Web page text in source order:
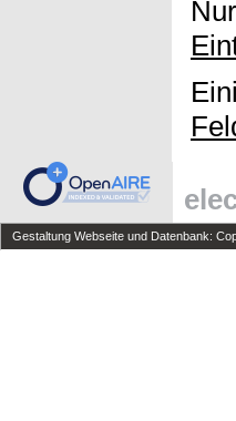
Gestaltung Webseite und Datenbank: